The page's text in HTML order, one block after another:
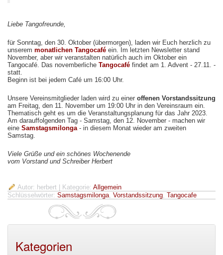
Liebe Tangofreunde,
für Sonntag, den 30. Oktober (übermorgen), laden wir Euch herzlich zu
unserem monatlichen Tangocafé ein. Im letzten Newsletter stand
November, aber wir veranstalten natürlich auch im Oktober ein
Tangocafé. Das novemberliche Tangocafé findet am 1. Advent - 27.11. -
statt.
Beginn ist bei jedem Café um 16:00 Uhr.
Unsere Vereinsmitglieder laden wird zu einer offenen Vorstandssitzung
am Freitag, den 11. November um 19:00 Uhr in den Vereinsraum ein.
Thematisch geht es um die Veranstaltungsplanung für das Jahr 2023.
Am darauffolgenden Tag - Samstag, den 12. November - machen wir
eine Samstagsmilonga- in diesem Monat wieder am zweiten
Samstag.
Viele Grüße und ein schönes Wochenende
vom Vorstand und Schreiber Herbert
Autor: herbert | Kategorie: Allgemein
Schlüsselwörter: Samstagsmilonga, Vorstandssitzung, Tangocafe
Kategorien